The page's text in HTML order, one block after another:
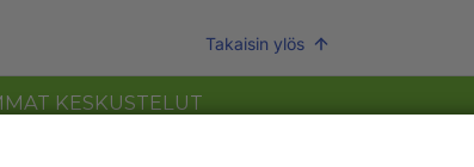
Takaisin ylös
KESKUSTELUT